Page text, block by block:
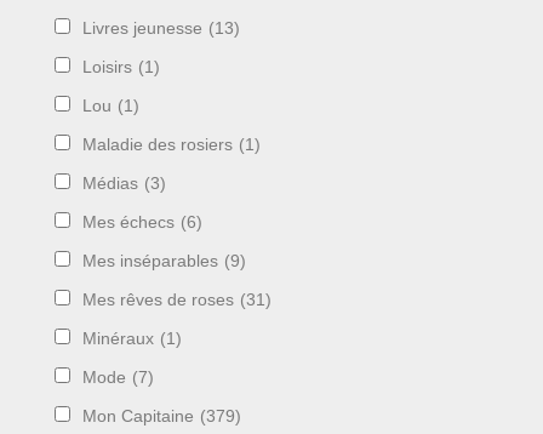
Livres jeunesse (13)
Loisirs (1)
Lou (1)
Maladie des rosiers (1)
Médias (3)
Mes échecs (6)
Mes inséparables (9)
Mes rêves de roses (31)
Minéraux (1)
Mode (7)
Mon Capitaine (379)